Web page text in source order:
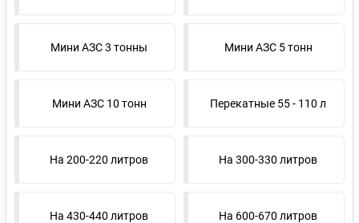
Мини АЗС 3 тонны Мини АЗС 5 тонн
Мини АЗС 10 тонн Перекатные 55 - 110 л
На 200-220 литров На 300-330 литров
На 430-440 литров На 600-670 литров